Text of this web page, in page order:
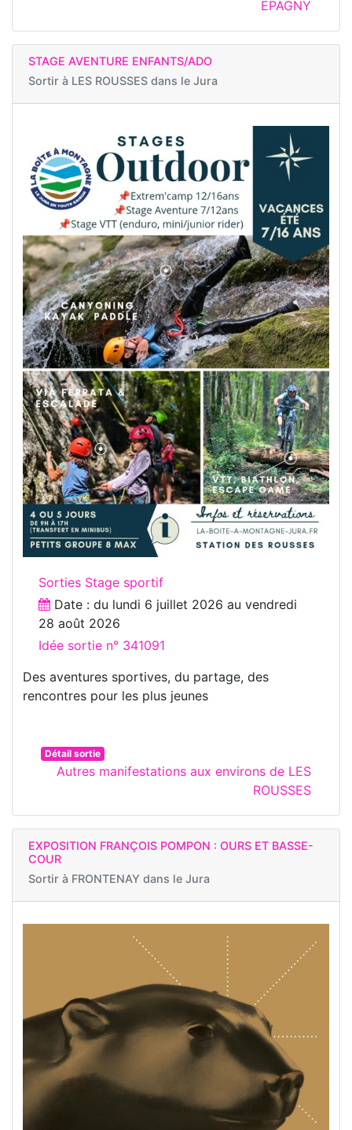
EPAGNY
STAGE AVENTURE ENFANTS/ADO
Sortir à LES ROUSSES dans le Jura
Sorties Stage sportif
Date : du lundi 6 juillet 2026 au vendredi
28 août 2026
Idée sortie n° 341091
Des aventures sportives, du partage, des
rencontres pour les plus jeunes
Détail sortie
Autres manifestations aux environs de LES
ROUSSES
EXPOSITION FRANÇOIS POMPON : OURS ET BASSE-
COUR
Sortir à FRONTENAY dans le Jura